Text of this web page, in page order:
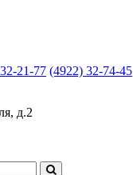
21-77 (4922) 32-74-45
д.2